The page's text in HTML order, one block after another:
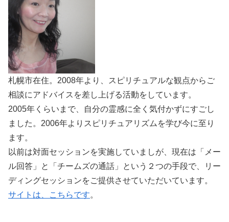
札幌市在住。2008年より、スピリチュアルな観点からご
相談にアドバイスを差し上げる活動をしています。
2005年くらいまで、自分の霊感に全く気付かずにすごし
ました。2006年よりスピリチュアリズムを学び今に至り
ます。
以前は対面セッションを実施していましが、現在は「メー
ル回答」と「チームズの通話」という２つの手段で、リー
ディングセッションをご提供させていただいています。
サイトは、こちらです。